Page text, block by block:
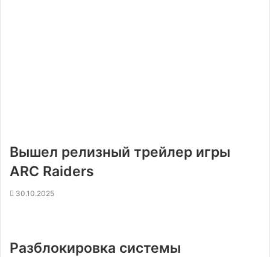
Вышел релизный трейлер игры
ARC Raiders
30.10.2025
Разблокировка системы